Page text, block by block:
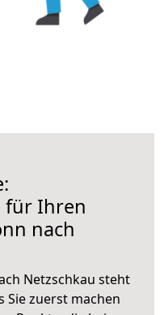
für Ihren
nach
Netzschkau steht
Sie zuerst machen